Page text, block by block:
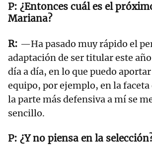
¿Entonces cuál es el
Mariana?
—Ha pasado muy rápido el
adaptación de ser titular este
día a día, en lo que puedo
equipo, por ejemplo, en la
la parte más defensiva a mí se
sencillo.
¿Y no piensa en la